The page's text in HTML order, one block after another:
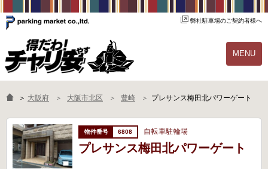
弊社駐車場のご契約者様へ
MENU
物件一覧 ご契約の流れ
よくあるご質問 駐輪場オーナー様へ
＞ 大阪府 大阪市北区 豊崎 プレサンス梅田北パワーゲート
6808 自転車駐輪場
プレサンス梅田北パワーゲート